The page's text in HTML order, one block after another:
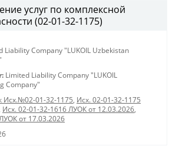
услуг по комплексной
(02-01-32-1175)
Liability Company "LUKOIL Uzbekistan
Limited Liability Company "LUKOIL
Company"
Исх.№02-01-32-1175, Исх. 02-01-32-1175
Исх. 02-01-32-1616 ЛУОК от 12.03.2026,
от 17.03.2026